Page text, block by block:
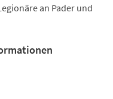
an Pader und